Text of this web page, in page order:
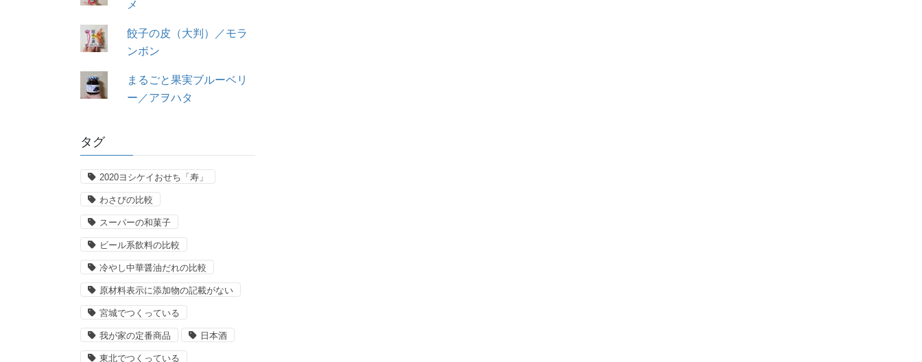
メ
餃子の皮（大判）／モラ
ンボン
まるごと果実ブルーベリ
ー／アヲハタ
タグ
2020ヨシケイおせち「寿」
わさびの比較
スーパーの和菓子
ビール系飲料の比較
冷やし中華醤油だれの比較
原材料表示に添加物の記載がない
宮城でつくっている
我が家の定番商品 日本酒
東北でつくっている